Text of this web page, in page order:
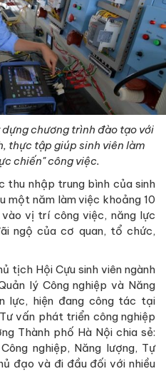
chương trình đào tạo với
thực tập giúp sinh viên làm
chiến" công việc.
thu nhập trung bình của sinh
một năm làm việc khoảng 10
vị trí công việc, năng lực
ngộ của cơ quan, tổ chức,
tịch Hội Cựu sinh viên ngành
lý Công nghiệp và Năng
lực, hiện đang công tác tại
vấn phát triển công nghiệp
Thành phố Hà Nội chia sẻ:
nghiệp, Năng lượng, Tự
đạo và đi đầu đối với nhiều